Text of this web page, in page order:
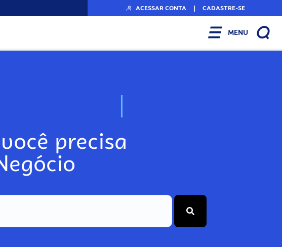
ACESSAR CONTA | CADASTRE-SE
MENU
N
precisa